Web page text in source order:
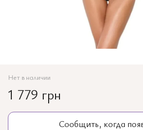
Нет в наличии
1 779 грн
Сообщить, когда